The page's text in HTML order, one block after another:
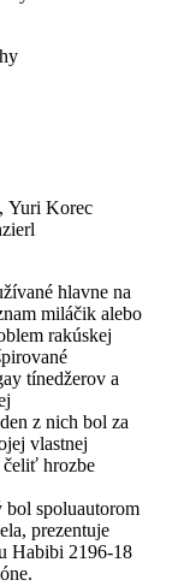
Yuri Korec
hlavne na
miláčik alebo
rakúskej
tínedžerov a
z nich bol za
vlastnej
čeliť hrozbe
spoluautorom
prezentuje
Habibi 2196-18